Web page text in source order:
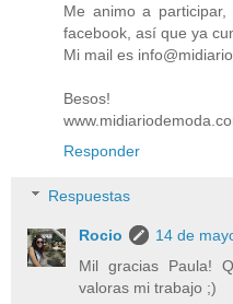
Me animo a
facebook, así que ya
Mi mail es
Besos!
Responder
Respuestas
Rocio
14 de
Mil gracias Paula!
valoras mi trabajo ;)